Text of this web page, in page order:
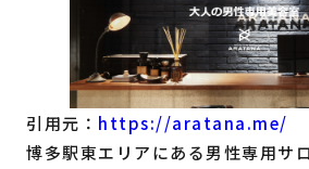
引用元： https://aratana.me/
博多駅東エリアにある男性専用サ